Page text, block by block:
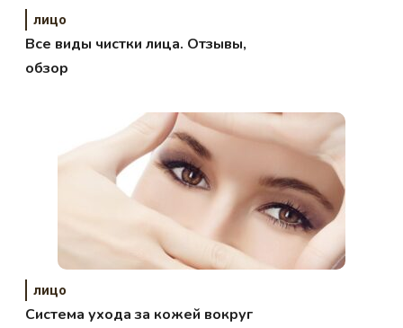
лицо
Все виды чистки лица. Отзывы,
обзор
лицо
Система ухода за кожей вокруг